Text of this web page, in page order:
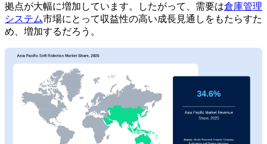
拠点が大幅に増加しています。したがって、需要は倉庫管理
システム市場にとって収益性の高い成長見通しをもたらすた
め、増加するだろう。